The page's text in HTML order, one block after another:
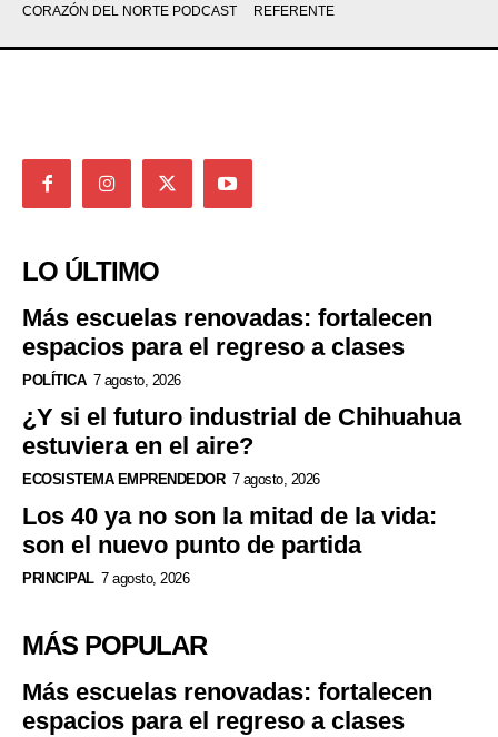
CORAZÓN DEL NORTE PODCAST
REFERENTE
LO ÚLTIMO
Más escuelas renovadas: fortalecen
espacios para el regreso a clases
POLÍTICA 7 agosto, 2026
¿Y si el futuro industrial de Chihuahua
estuviera en el aire?
ECOSISTEMA EMPRENDEDOR 7 agosto, 2026
Los 40 ya no son la mitad de la vida:
son el nuevo punto de partida
PRINCIPAL 7 agosto, 2026
MÁS POPULAR
Más escuelas renovadas: fortalecen
espacios para el regreso a clases